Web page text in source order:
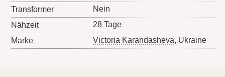
Transformer
Nein
Nähzeit
28 Tage
Marke
Victoria Karandasheva, Ukraine